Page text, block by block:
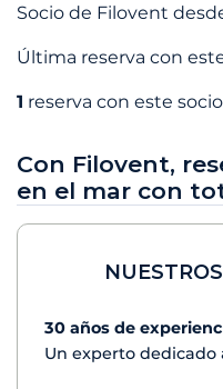
Socio de Filovent
Última reserva con
1 reserva con este socio
Con Filovent,
en el mar con
30 años de
Un experto dedicado